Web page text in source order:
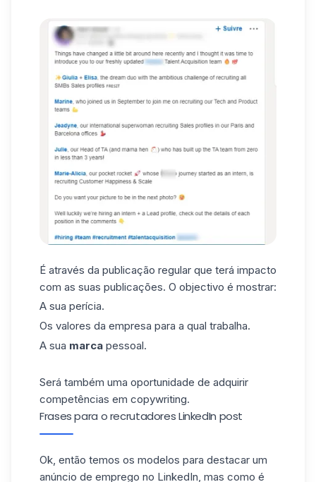
É através da publicação regular que terá impacto
com as suas publicações. O objectivo é mostrar:
A sua perícia.
Os valores da empresa para a qual trabalha.
A sua marca pessoal.
Será também uma oportunidade de adquirir
competências em copywriting.
Frases para o recrutadores LinkedIn post
Ok, então temos os modelos para destacar um
anúncio de emprego no LinkedIn, mas como é